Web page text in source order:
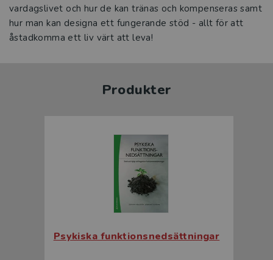
vardagslivet och hur de kan tränas och kompenseras samt
hur man kan designa ett fungerande stöd - allt för att
åstadkomma ett liv värt att leva!
Produkter
Psykiska funktionsnedsättningar